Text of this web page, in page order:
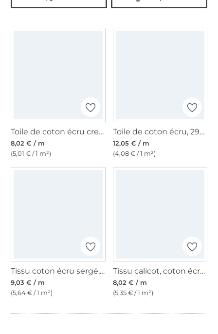
Toile de coton écru cretonne, naturelle
8,02 € / m
(5,01 € / 1 m²)
Toile de coton écru, 295 cm, naturel
12,05 € / m
(4,08 € / 1 m²)
Tissu coton écru sergé, crème
9,03 € / m
(5,64 € / 1 m²)
Tissu calicot, coton écru crème
8,02 € / m
(5,35 € / 1 m²)